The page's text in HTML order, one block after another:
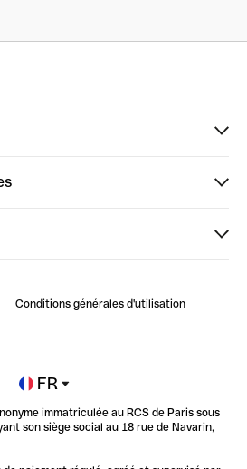
productivité
Conditions générales d'utilisation
FR
immatriculée au RCS de Paris sous
son siège social au 18 rue de Navarin,